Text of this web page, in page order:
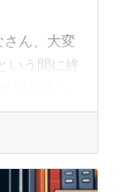
さん、大変
いう間に終
目標設定は
、ま... »